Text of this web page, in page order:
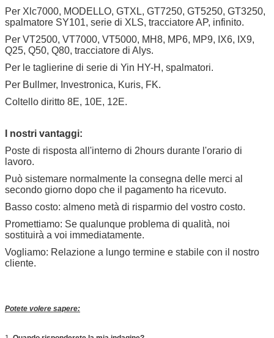
Per Xlc7000, MODELLO, GTXL, GT7250, GT5250, GT3250,
spalmatore SY101, serie di XLS, tracciatore AP, infinito.
Per VT2500, VT7000, VT5000, MH8, MP6, MP9, IX6, IX9,
Q25, Q50, Q80, tracciatore di Alys.
Per le taglierine di serie di Yin HY-H, spalmatori.
Per Bullmer, Investronica, Kuris, FK.
Coltello diritto 8E, 10E, 12E.
I nostri vantaggi:
Poste di risposta all'interno di 2hours durante l'orario di
lavoro.
Può sistemare normalmente la consegna delle merci al
secondo giorno dopo che il pagamento ha ricevuto.
Basso costo: almeno metà di risparmio del vostro costo.
Promettiamo: Se qualunque problema di qualità, noi
sostituirà a voi immediatamente.
Vogliamo: Relazione a lungo termine e stabile con il nostro
cliente.
Potete volere sapere: